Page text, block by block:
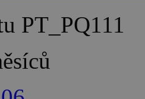
PT_PQ111